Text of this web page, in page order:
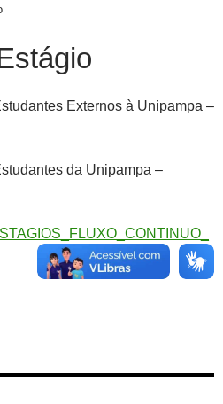
Externos à Unipampa –
da Unipampa –